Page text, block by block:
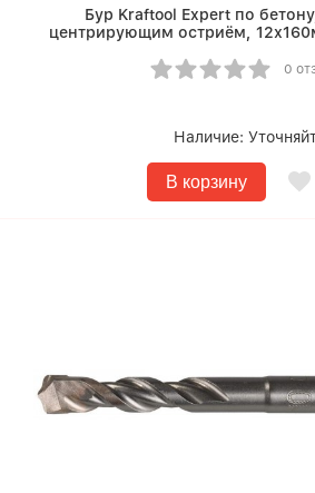
Бур Kraftool Expert по
центрирующим остриём,
0
Наличие:
В корзину